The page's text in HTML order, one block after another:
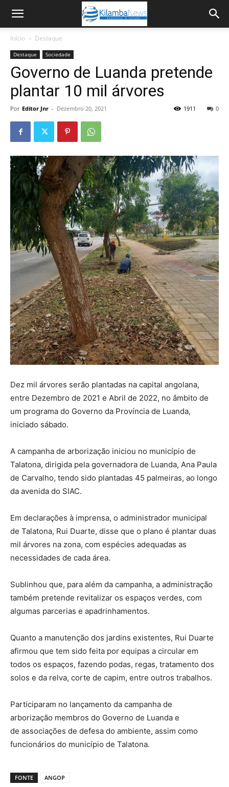
Início Destaque
Destaque Sociedade
Governo de Luanda pretende
plantar 10 mil árvores
Por Editor Jnr - Dezembro 20, 2021 0
1911
Dez mil árvores serão plantadas na capital angolana,
entre Dezembro de 2021 e Abril de 2022, no âmbito de
um programa do Governo da Província de Luanda,
iniciado sábado.
A campanha de arborização iniciou no município de
Talatona, dirigida pela governadora de Luanda, Ana Paula
de Carvalho, tendo sido plantadas 45 palmeiras, ao longo
da avenida do SIAC.
Em declarações à imprensa, o administrador municipal
de Talatona, Rui Duarte, disse que o plano é plantar duas
mil árvores na zona, com espécies adequadas as
necessidades de cada área.
Sublinhou que, para além da campanha, a administração
também pretende revitalizar os espaços verdes, com
algumas parcerias e apadrinhamentos.
Quanto a manutenção dos jardins existentes, Rui Duarte
afirmou que tem sido feita por equipas a circular em
todos os espaços, fazendo podas, regas, tratamento dos
solos e da relva, corte de capim, entre outros trabalhos.
Participaram no lançamento da campanha de
arborização membros do Governo de Luanda e
de associações de defesa do ambiente, assim como
funcionários do município de Talatona.
FONTE ANGOP